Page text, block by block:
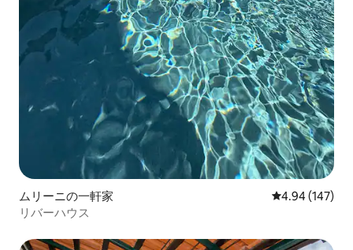
ムリーニの一軒家 レビュー147
4.94 (147)
リバーハウス